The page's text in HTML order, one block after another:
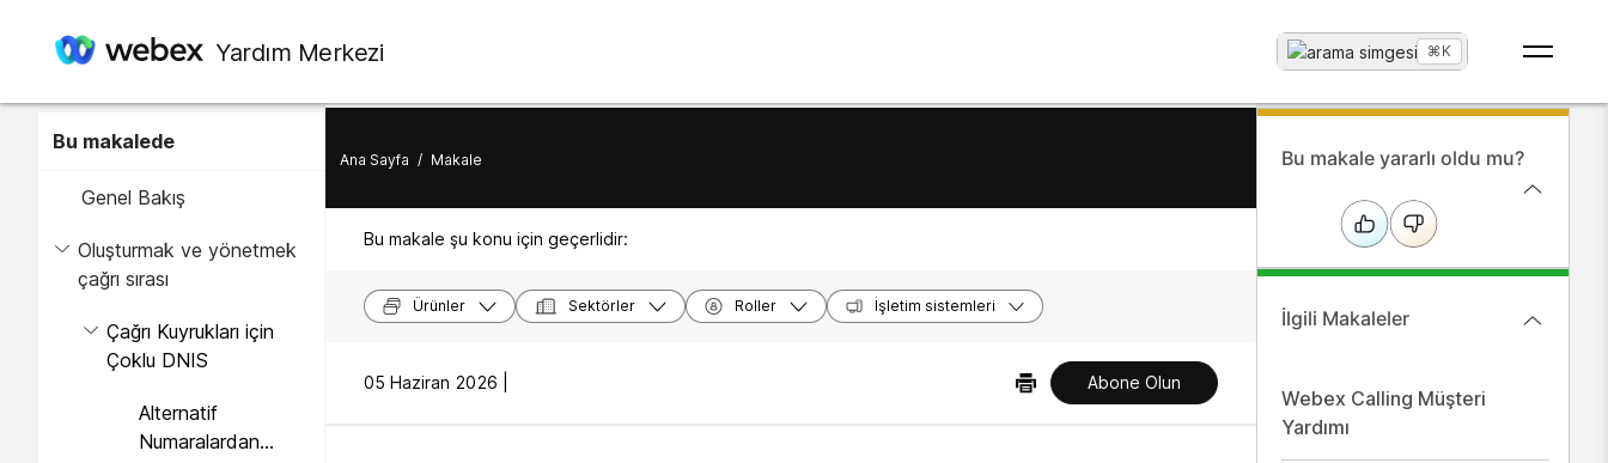
Yardım Merkezi Ara...
⌘K
Bu makalede
Genel Bakış
Oluşturmak ve yönetmek
çağrı sırası
Çağrı Kuyrukları için
Çoklu DNIS
Alternatif
Numaralardan
Ana Sayfa / Makale
Bu makale şu konu için geçerlidir:
Ürünler Sektörler Roller İşletim sistemleri
05 Haziran 2026 | Abone Olun
Bu makale yararlı oldu mu?
İlgili Makaleler
Webex Calling Müşteri
Yardımı